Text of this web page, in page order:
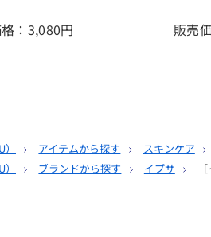
：3,080円 販売
） アイテムから探す スキンケア
） ブランドから探す イプサ